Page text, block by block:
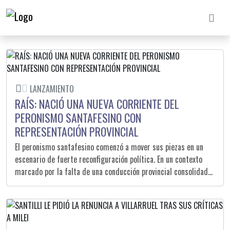
LANZAMIENTO
RAÍS: NACIÓ UNA NUEVA CORRIENTE DEL
PERONISMO SANTAFESINO CON
REPRESENTACIÓN PROVINCIAL
El peronismo santafesino comenzó a mover sus piezas en un
escenario de fuerte reconfiguración política. En un contexto
marcado por la falta de una conducción provincial consolidada
y la necesidad de reorganizar al espacio tras los últimos
procesos electorales, más de 200 dirigentes participaron del
lanzamiento de RAÍS (Red de Acción e Identidad Santafesina),
una nueva construcción impulsada por intendentes, presidentes